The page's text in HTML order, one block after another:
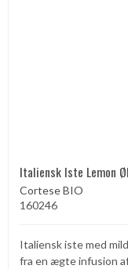
Italiensk Iste Lemon
Cortese BIO
160246
Italiensk iste med
fra en ægte infusion